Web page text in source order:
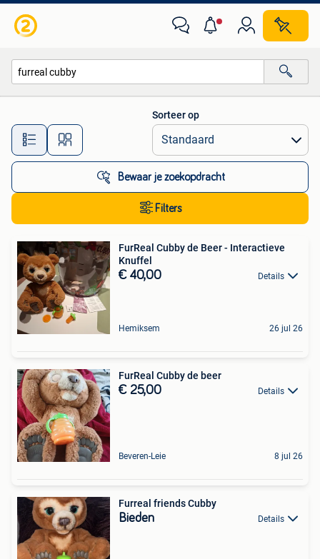
Alle afstanden…
Sorteer op
Bewaar je zoekopdracht
Filters
FurReal Cubby de Beer - Interactieve
Knuffel
€ 40,00 Details
Hemiksem 26 jul 26
FurReal Cubby de beer
€ 25,00 Details
Beveren-Leie 8 jul 26
Furreal friends Cubby
Bieden Details